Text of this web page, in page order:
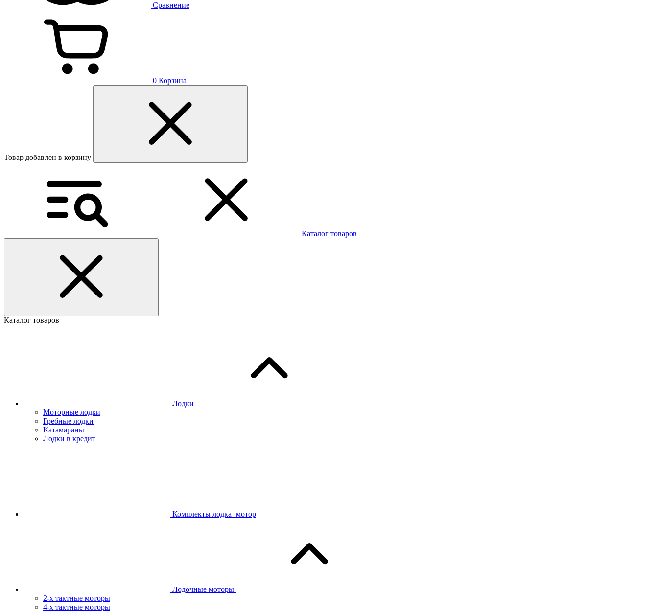
Сравнение
0 Корзина
Товар добавлен в корзину
Каталог товаров
Каталог товаров
Лодки
Моторные лодки
Гребные лодки
Катамараны
Лодки в кредит
Комплекты лодка+мотор
Лодочные моторы
2-х тактные моторы
4-х тактные моторы